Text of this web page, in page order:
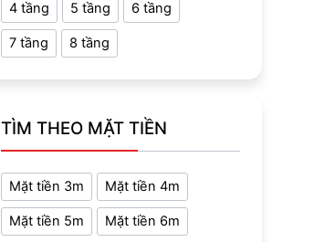
4 tầng 5 tầng 6 tầng
7 tầng 8 tầng
TÌM THEO MẶT TIỀN
Mặt tiền 3m Mặt tiền 4m
Mặt tiền 5m Mặt tiền 6m